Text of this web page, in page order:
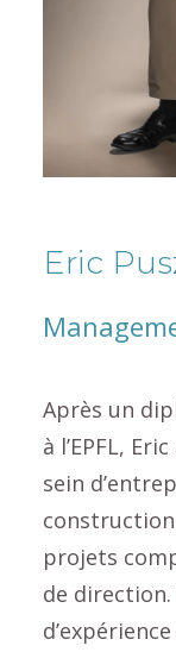
Eric
Après un
à l’EPFL,
sein
projets
de